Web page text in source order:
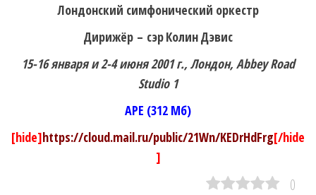
Лондонский симфонический оркестр
Дирижёр – сэрКолинДэвис
15-16января и2-4июня2001г., Лондон, Abbey Road
Studio 1
APE (312 Мб)
[hide]https://cloud.mail.ru/public/21Wn/KEDrHdFrg[/hide
]
0